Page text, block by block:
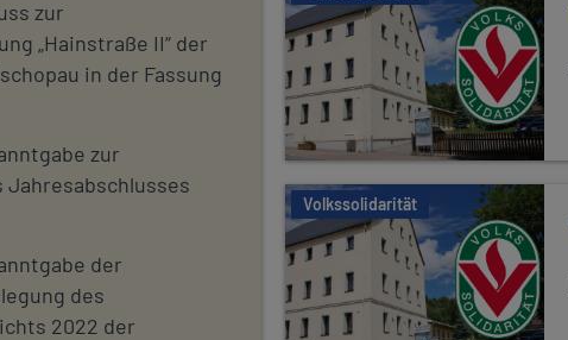
zur
„Hainstraße II“ der
in der Fassung
zur
Jahresabschlusses
der
des
2022 der
Volkssolidarität